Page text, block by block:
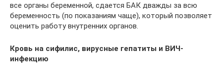
все органы беременной, сдается БАК дважды за всю
беременность (по показаниям чаще), который позволяет
оценить работу внутренних органов.
Кровь на сифилис, вирусные гепатиты и ВИЧ-
инфекцию